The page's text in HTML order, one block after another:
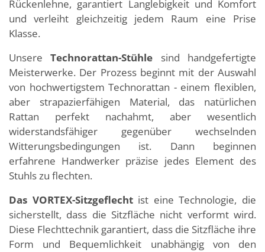
Rückenlehne, garantiert Langlebigkeit und Komfort
und verleiht gleichzeitig jedem Raum eine Prise
Klasse.
UnsereTechnorattan-Stühle sind handgefertigte
Meisterwerke. Der Prozess beginnt mit der Auswahl
von hochwertigstem Technorattan - einem flexiblen,
aber strapazierfähigen Material, das natürlichen
Rattan perfekt nachahmt, aber wesentlich
widerstandsfähiger gegenüber wechselnden
Witterungsbedingungen ist. Dann beginnen
erfahrene Handwerker präzise jedes Element des
Stuhls zu flechten.
Das VORTEX-Sitzgeflechtist eine Technologie, die
sicherstellt, dass die Sitzfläche nicht verformt wird.
Diese Flechttechnik garantiert, dass die Sitzfläche ihre
Form und Bequemlichkeit unabhängig von den